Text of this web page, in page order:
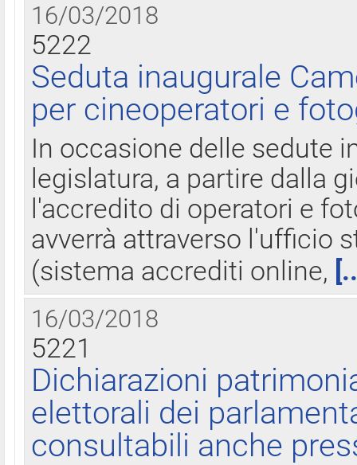
16/03/2018
5222
Seduta inaugurale
per cineoperatori e
In occasione delle sedute
legislatura, a partire dalla
l'accredito di operatori e
avverrà attraverso l'ufficio
(sistema accrediti online,
16/03/2018
5221
Dichiarazioni
elettorali dei
consultabili anche